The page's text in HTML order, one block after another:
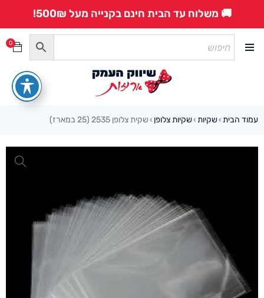
🚚 משלוח עד הבית חינם בקנייה מעל 500₪!
0
עמוד הבית ›שקיות ›שקיות צלופן › שקית צלופן 2535 (25 במארז)